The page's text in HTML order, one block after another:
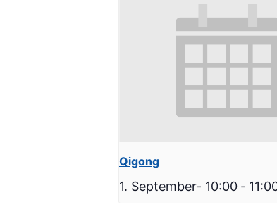
Qigong
1. September- 10:00 -